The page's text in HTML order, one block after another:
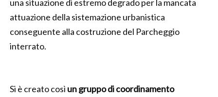
una situazione di estremo degrado per la mancata
attuazione della sistemazione urbanistica
conseguente alla costruzione del Parcheggio
interrato.
Si è creato così un gruppo di coordinamento